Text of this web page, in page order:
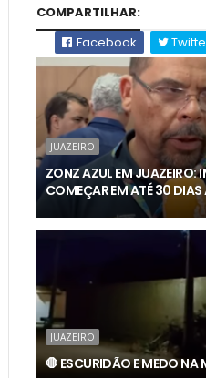
COMPARTILHAR:
Facebook
JUAZEIRO
ZONZ AZUL EM JUAZEIRO:
COMEÇAR EM ATÉ 30
JUAZEIRO
🛑 ESCURIDÃO E MEDO NA